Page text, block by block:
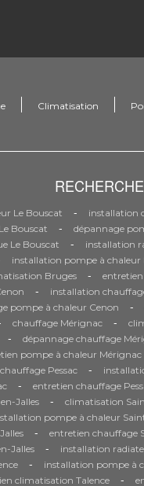
Climatisation
Le Bouscat - installation
Bouscat - dépannage
Le Bouscat - installation
installation pompe à chaleur
Bruges -
- installation
pompe à chaleur Cenon -
chauffage Mérignac -
- dépannage chauffage
pompe à chaleur Mérignac
Pessac -
- entretien chauffage
Jalles - climatisation
pompe à chaleur
- entretien chauffage
Jalles - installation
- installation pompe à
climatisation Talence -